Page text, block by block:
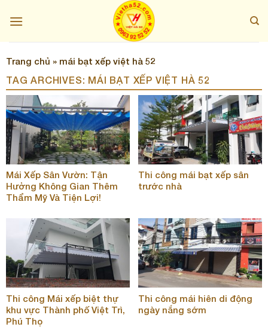
Trang chủ » mái bạt xếp việt hà 52
TAG ARCHIVES: MÁI BẠT XẾP VIỆT HÀ 52
Mái Xếp Sân Vườn: Tận
Hưởng Không Gian Thêm
Thẩm Mỹ Và Tiện Lợi!
Thi công mái bạt xếp sân
trước nhà
Thi công Mái xếp biệt thự
khu vực Thành phố Việt Trì,
Phú Thọ
Thi công mái hiên di động
ngày nắng sớm